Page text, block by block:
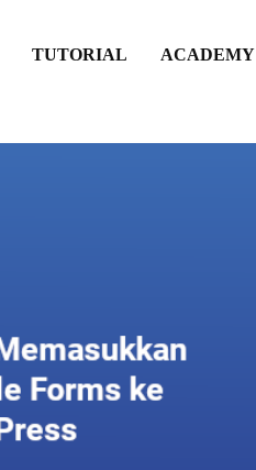
TUTORIAL ACADEMY